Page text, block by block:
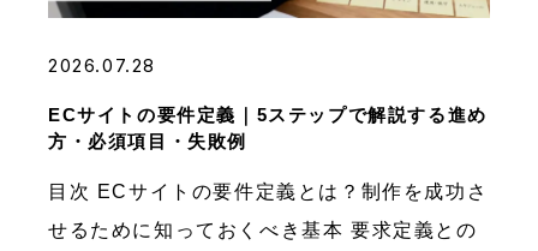
2026.07.28
ECサイトの要件定義｜5ステップで解説する進め
方・必須項目・失敗例
目次 ECサイトの要件定義とは？制作を成功さ
せるために知っておくべき基本 要求定義との